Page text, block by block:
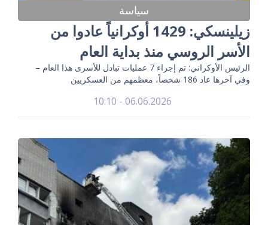
سياسة
زيلينسكي: 1429 أوكرانياً عادوا من
الأسر الروسي منذ بداية العام
الرئيس الأوكراني: تم إجراء 7 عمليات تبادل للأسرى هذا العام –
وفي آخرها عاد 186 شخصاً، معظمهم من العسكريين
06.06.2026 - 10:10